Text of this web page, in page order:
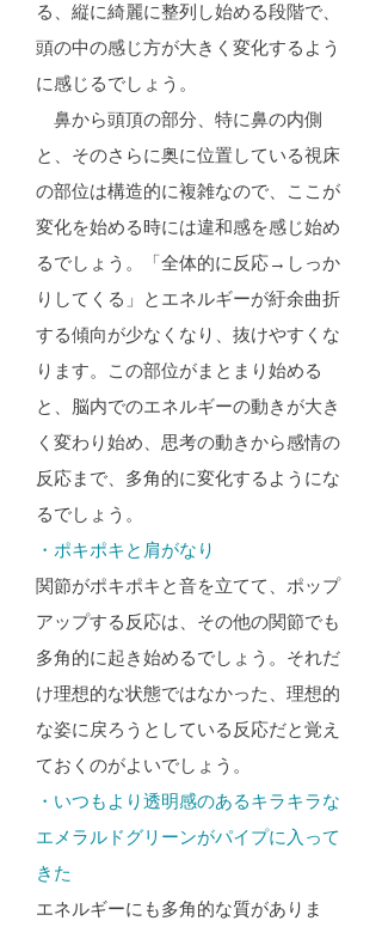
る、縦に綺麗に整列し始める段階で、
頭の中の感じ方が大きく変化するよう
に感じるでしょう。
鼻から頭頂の部分、特に鼻の内側
と、そのさらに奥に位置している視床
の部位は構造的に複雑なので、ここが
変化を始める時には違和感を感じ始め
るでしょう。「全体的に反応→しっか
りしてくる」とエネルギーが紆余曲折
する傾向が少なくなり、抜けやすくな
ります。この部位がまとまり始める
と、脳内でのエネルギーの動きが大き
く変わり始め、思考の動きから感情の
反応まで、多角的に変化するようにな
るでしょう。
・ポキポキと肩がなり​
関節がポキポキと音を立てて、ポップ
アップする反応は、その他の関節でも
多角的に起き始めるでしょう。それだ
け理想的な状態ではなかった、理想的
な姿に戻ろうとしている反応だと覚え
ておくのがよいでしょう。
・いつもより透明感のあるキラキラな
エメラルドグリーンがパイプに入って
きた
エネルギーにも多角的な質がありま